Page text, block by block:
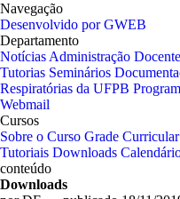
Navegação
Desenvolvido por GWEB
Departamento
Notícias Administração
Tutorias Seminários
Respiratórias da UFPB
Webmail
Cursos
Sobre o Curso Grade Curricular
Tutoriais Downloads
conteúdo
Downloads